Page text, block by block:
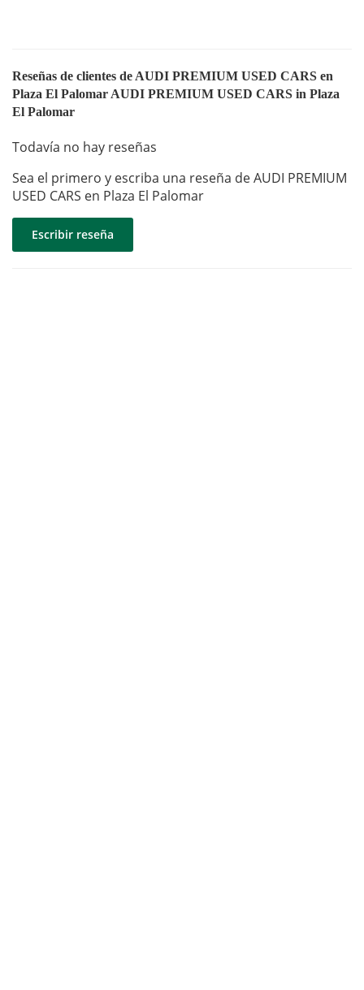
Reseñas de clientes de AUDI PREMIUM USED CARS en
Plaza El Palomar AUDI PREMIUM USED CARS in Plaza
El Palomar
Todavía no hay reseñas
Sea el primero y escriba una reseña de AUDI PREMIUM
USED CARS en Plaza El Palomar
Escribir reseña